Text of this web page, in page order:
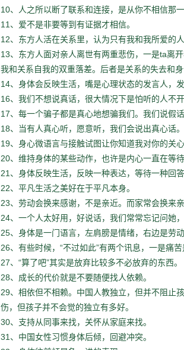
10、 人之所以断了联系和连接，是从你不相信那
11、 爱不是非要等到有证据才相信。
12、 东方人活在关系里，认为只有我和我所爱的
13、 东方人面对亲人离世有两重悲伤，一是ta离
我和关系自我的双重落差。后者是关系的失去和身
14、 身体会反映生活，嘴是心理状态的发言人，
16、 我们不想说真话，很大情况下是怕听的人不开
17、 每一个骗子都是真心地想骗我们。我们说假
18、 当有人真心听，愿意听，我们会说出真心话。
19、 身心微语言与接触试图让你知道我对你的关心
20、 维持身体的某些动作，也许是内心一直在等
21、 身体反映生活，反映一种表达，等待一种回答
22、 平凡生活之美好在于平凡本身。
23、 劳动会换来感谢，不是亲近。而家常会换来
24、 一个人太好用，好说话，我们常常忘记问她
25、 身体是一门语言，左肩膀是情绪，右边是劳
26、 有些时候， “不过如此”有两个讯息，一是痛苦
27、“算了吧”其实是放弃比较多不必放弃的东西。
28、 成长的代价就是不要随便找人依赖。
29、 相依但不相赖。中国人教独立，但并不阻止
伤，但孩子并不会觉的独立有多好。
30、 支持从同事来找，关怀从家庭来找。
31、 中国女性习惯身体后倾，回避冲突。